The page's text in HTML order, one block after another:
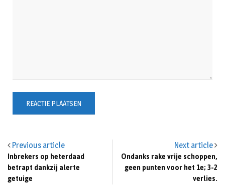
Previous article
Inbrekers op heterdaad
betrapt dankzij alerte
getuige
Next article
Ondanks rake vrije schoppen,
geen punten voor het 1e; 3-2
verlies.